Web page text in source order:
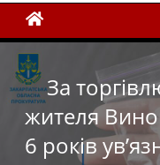
За
жителя
6 років